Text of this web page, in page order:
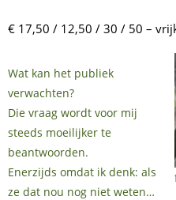
€ 17,50 / 12,50 / 30 / 50 –
Wat kan het publiek
verwachten?
Die vraag wordt voor mij
steeds moeilijker te
beantwoorden.
Enerzijds omdat ik denk: als
ze dat nou nog niet weten…